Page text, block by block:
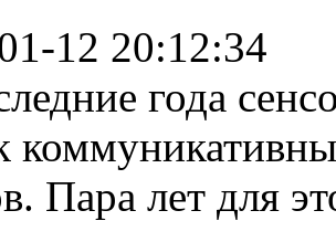
12 20:12:34
года
Пара лет для